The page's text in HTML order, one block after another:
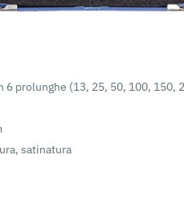
6 prolunghe (13, 25, 50, 100, 150,
satinatura